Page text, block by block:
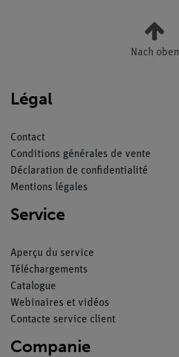
Nach oben
Légal
Contact
Conditions générales de vente
Déclaration de confidentialité
Mentions légales
Service
Aperçu du service
Téléchargements
Catalogue
Webinaires et vidéos
Contacte service client
Companie